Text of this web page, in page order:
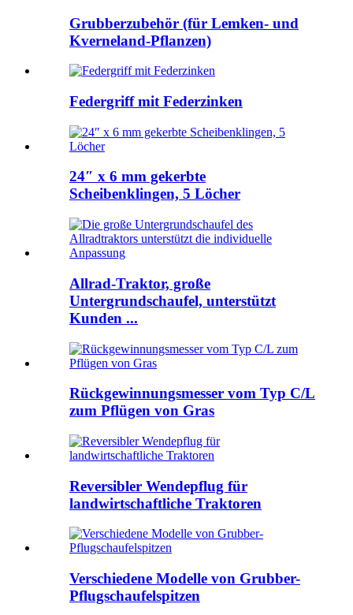
Grubberzubehör (für Lemken- und
Kverneland-Pflanzen)
Federgriff mit Federzinken
24″ x 6 mm gekerbte
Scheibenklingen, 5 Löcher
Allrad-Traktor, große
Untergrundschaufel, unterstützt
Kunden ...
Rückgewinnungsmesser vom Typ C/L
zum Pflügen von Gras
Reversibler Wendepflug für
landwirtschaftliche Traktoren
Verschiedene Modelle von Grubber-
Pflugschaufelspitzen